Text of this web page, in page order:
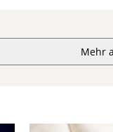
Mehr